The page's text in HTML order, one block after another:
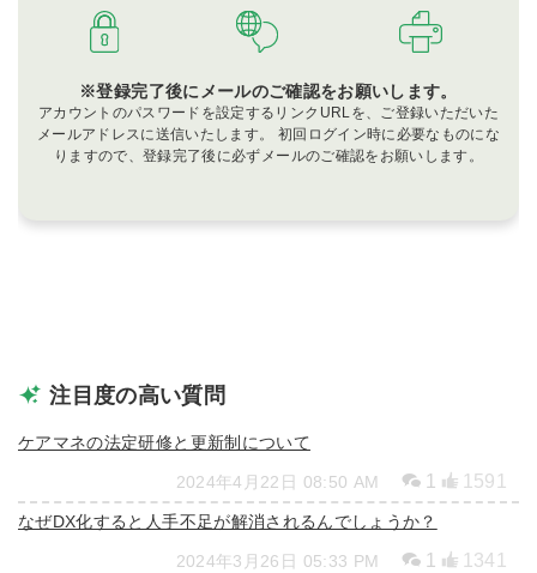
※登録完了後にメールのご確認をお願いします。
アカウントのパスワードを設定するリンクURLを、ご登録いただいた
メールアドレスに送信いたします。 初回ログイン時に必要なものにな
りますので、登録完了後に必ずメールのご確認をお願いします。
注目度の高い質問
ケアマネの法定研修と更新制について
2024年4月22日 08:50 AM 1 1591
なぜDX化すると人手不足が解消されるんでしょうか？
2024年3月26日 05:33 PM 1 1341